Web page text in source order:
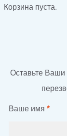
Корзина пуста.
Оставьте Ваши
Ваше имя *